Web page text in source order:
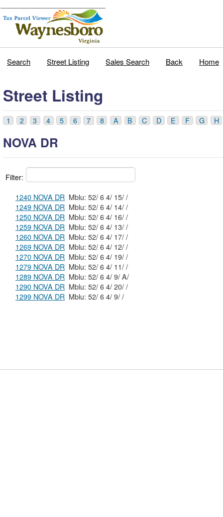
Search Street Listing Sales Search Back Home
Street Listing
1 2 3 4 5 6 7 8 A B C D E F G H
NOVA DR
Filter:
1240 NOVA DR
Mblu: 52/ 6 4/ 15/ /
1249 NOVA DR
Mblu: 52/ 6 4/ 14/ /
1250 NOVA DR
Mblu: 52/ 6 4/ 16/ /
1259 NOVA DR
Mblu: 52/ 6 4/ 13/ /
1260 NOVA DR
Mblu: 52/ 6 4/ 17/ /
1269 NOVA DR
Mblu: 52/ 6 4/ 12/ /
1270 NOVA DR
Mblu: 52/ 6 4/ 19/ /
1279 NOVA DR
Mblu: 52/ 6 4/ 11/ /
1289 NOVA DR
Mblu: 52/ 6 4/ 9/ A/
1290 NOVA DR
Mblu: 52/ 6 4/ 20/ /
1299 NOVA DR
Mblu: 52/ 6 4/ 9/ /